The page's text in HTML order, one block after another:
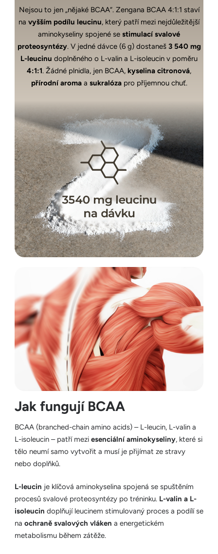
Nejsou to jen „nějaké BCAA“. Zengana BCAA 4:1:1 staví
na vyšším podílu leucinu, který patří mezi nejdůležitější
aminokyseliny spojené se stimulací svalové
proteosyntézy. V jedné dávce (6 g) dostaneš 3 540 mg
L-leucinu doplněného o L-valin a L-isoleucin v poměru
4:1:1. Žádné plnidla, jen BCAA, kyselina citronová,
přírodní aromaa sukralózapro příjemnou chuť.
Jak fungují BCAA
BCAA (branched-chain amino acids) – L-leucin, L-valin a
L-isoleucin – patří mezi esenciální aminokyseliny, které si
tělo neumí samo vytvořit a musí je přijímat ze stravy
nebo doplňků.
L-leucin je klíčová aminokyselina spojená se spuštěním
procesů svalové proteosyntézy po tréninku. L-valin a L-
isoleucin doplňují leucinem stimulovaný proces a podílí se
na ochraně svalových vláken a energetickém
metabolismu během zátěže.